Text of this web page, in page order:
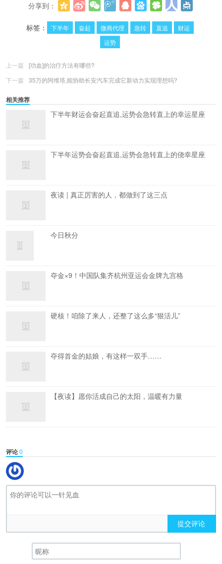
分享到：
标签：
下半年 奋起 微商代理 急转 直追
财运
运势
上一篇
[功血]的治疗方法有哪些?
下一篇
35万的阿维塔,能协助长安汽车完成它新动力实现理想吗?
相关推荐
下半年财运会奋起直追,运势会急转直上的幸运星座
下半年运势会奋起直追,运势会急转直上的侥幸星座
夜读 | 真正厉害的人，都做到了这三点
今日秋分
夺金×9！中国队集齐杭州亚运会金牌九宫格
硬核！咱除了来人，还整了这么多“狠活儿”
夺得首金的姑娘，有这样一双手……
【夜读】愿你活成自己的太阳，温暖有力量
评论0
提交评论